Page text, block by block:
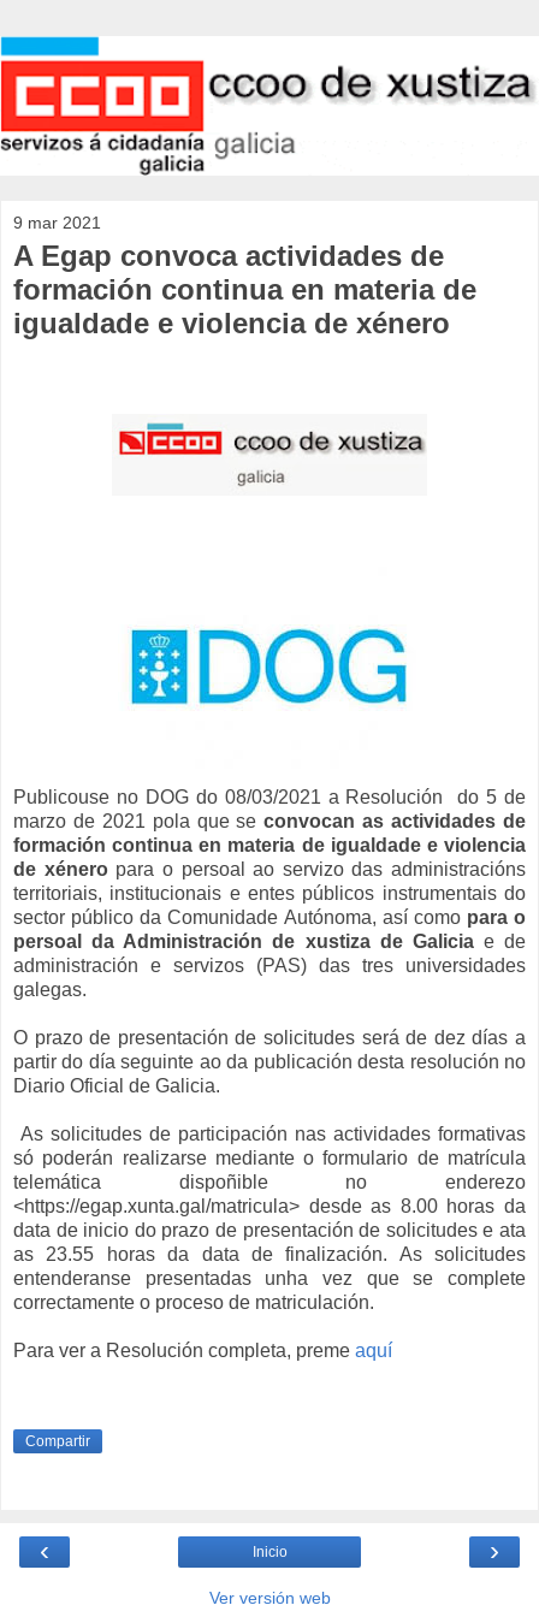
9 mar 2021
A Egap convoca actividades de
formación continua en materia de
igualdade e violencia de xénero
Publicouse no DOG do 08/03/2021 a Resolución do 5 de
marzo de 2021 pola que se convocan as actividades de
formación continua en materia de igualdade e violencia
de xéneropara o persoal ao servizo das administracións
territoriais, institucionais e entes públicos instrumentais do
sector público da Comunidade Autónoma, así como para o
persoal da Administración de xustiza de Galicia e de
administración e servizos (PAS) das tres universidades
galegas.
O prazo de presentación de solicitudes será de dez días a
partir do día seguinte ao da publicación desta resolución no
Diario Oficial de Galicia.
As solicitudes de participación nas actividades formativas
só poderán realizarse mediante o formulario de matrícula
telemática dispoñible no enderezo
<https://egap.xunta.gal/matricula> desde as 8.00 horas da
data de inicio do prazo de presentación de solicitudes e ata
as 23.55 horas da data de finalización. As solicitudes
entenderanse presentadas unha vez que se complete
correctamente o proceso de matriculación.
Para ver a Resolución completa, preme aquí
Compartir
‹ ›
Inicio
Ver versión web